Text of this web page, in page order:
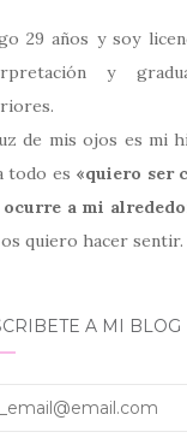
29 años y soy
y
de mis ojos es mi
todo es «quiero ser
ocurre a mi
quiero hacer sentir.
A MI BLOG